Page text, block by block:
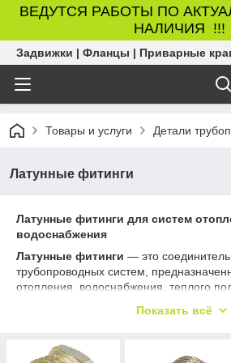
ВЕДУТСЯ РАБОТЫ ПО
НАЛИЧИЯ !!!
Задвижки | Фланцы | Приварные
Товары и услуги Детали
Латунные фитинги
Латунные фитинги для систем
водоснабжения
Латунные фитинги — это
трубопроводных систем,
отопления, водоснабжения, теплого
для соединения труб, изменения
надежных резьбовых соединений.
Показать всё